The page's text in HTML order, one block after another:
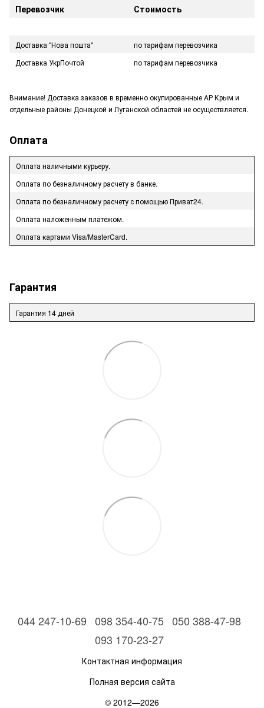
Перевозчик Стоимость
Доставка "Нова пошта"
по тарифам перевозчика
Доставка УкрПочтой
по тарифам перевозчика
Внимание! Доставка заказов в временно окупированные АР Крым и
отдельные районы Донецкой и Луганской областей не осуществляется.
Оплата
Оплата наличными курьеру.
Оплата по безналичному расчету в банке.
Оплата по безналичному расчету с помощью Приват24.
Оплата наложенным платежом.
Оплата картами Visa/MasterCard.
Гарантия
Гарантия 14 дней
044 247-10-69 098 354-40-75 050 388-47-98
093 170-23-27
Контактная информация
Полная версия сайта
© 2012—2026